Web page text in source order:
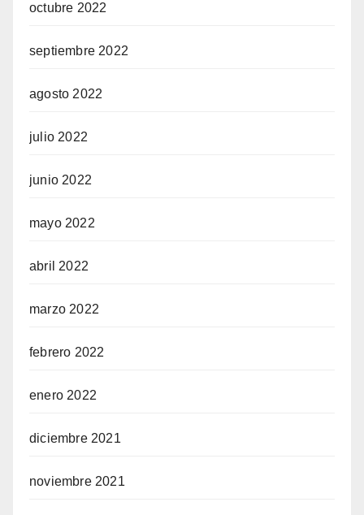
octubre 2022
septiembre 2022
agosto 2022
julio 2022
junio 2022
mayo 2022
abril 2022
marzo 2022
febrero 2022
enero 2022
diciembre 2021
noviembre 2021